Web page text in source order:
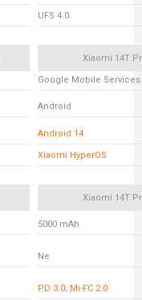
UFS 4.0
Xiaomi 14T
Google Mobile Services
Android
Android 14
Xiaomi HyperOS
Xiaomi 14T
5000 mAh
Ne
PD 3.0; Mi-FC 2.0